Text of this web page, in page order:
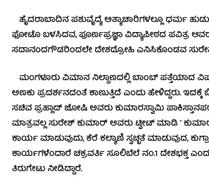
ಹೈದರಾಬಾದಿನ ಪಶುವೈದ್ಯೆ ಅತ್ಯಾಚಾರಿಗಳಲ್ಲೂ
ಫೋಟೊ ಬಳಸಿದವ, ಪೂರ್ಣಪ್ರಜ್ಞಾ ವಿದ್ಯಾಪೀಠದ ಪವಿತ್ರ
ಸದಾನಂದಗೌಡರಿಂದಲೇ ದೇಶದ್ರೋಹಿ ಎನಿಸಿಕೊಂಡವ
ಮಂಗಳೂರು ವಿಮಾನ ನಿಲ್ದಾಣದಲ್ಲಿ ಬಾಂಬ್ ಪತ್ತೆಯಾದ
ಅಣಕು ಪ್ರದರ್ಶನದಂತೆ ಕಾಣುತ್ತಿದೆ ಎಂದು ಹೇಳಿದ್ದರು.
ಸಚಿವ ಪ್ರಹ್ಲಾದ್ ಜೋಷಿ ಅವರು ಕುಮಾರಸ್ವಾಮಿ
ಮಾತ್ರವಲ್ಲ ಸುರೇಶ್ ಕುಮಾರ್ ಅವರು ಟ್ವೀಟ್ ಮಾಡಿ ‘
ಕಾರ್ಯ ಮಾಡುವುದು, ಕೆರೆ ಕಲ್ಯಾಣಿ ಸ್ವಚ್ಛತೆ ಮಾಡುವುದ,
ಕಾರ್ಯಗಳೆಂದಾರೆ ಚಕ್ರವರ್ತಿ ಸೂಲಿಬೆಲೆ ನಂ.1 ದೇಶಭಕ್ತ
ತಿರುಗೇಟು ನೀಡಿದ್ದಾರೆ.